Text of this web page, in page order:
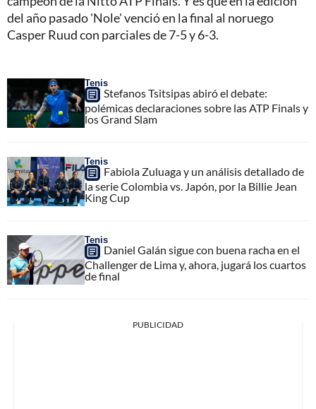
del año pasado 'Nole' venció en la final al noruego
Casper Ruud con parciales de 7-5 y 6-3.
Tenis
Stefanos Tsitsipas abiró el debate:
polémicas declaraciones sobre las ATP Finals y
los Grand Slam
Tenis
Fabiola Zuluaga y un análisis detallado de
la serie Colombia vs. Japón, por la Billie Jean
King Cup
Tenis
Daniel Galán sigue con buena racha en el
Challenger de Lima y, ahora, jugará los cuartos
de final
PUBLICIDAD